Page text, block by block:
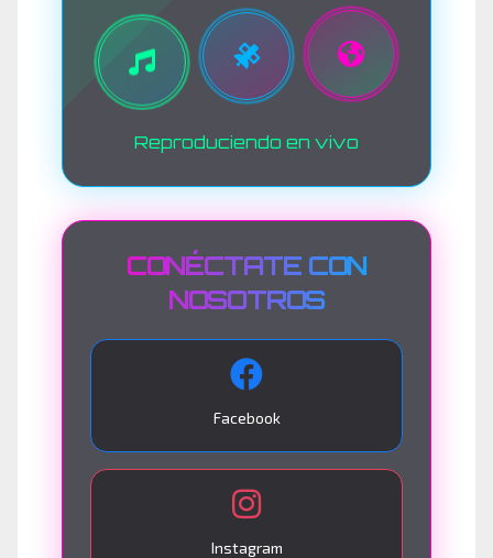
Reproduciendo en vivo
CONÉCTATE CON
NOSOTROS
Facebook
Instagram